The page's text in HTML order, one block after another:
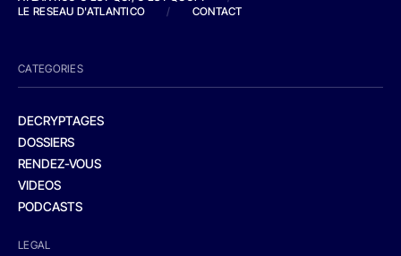
LE RESEAU D'ATLANTICO
/ CONTACT
CATEGORIES
DECRYPTAGES
DOSSIERS
RENDEZ-VOUS
VIDEOS
PODCASTS
LEGAL